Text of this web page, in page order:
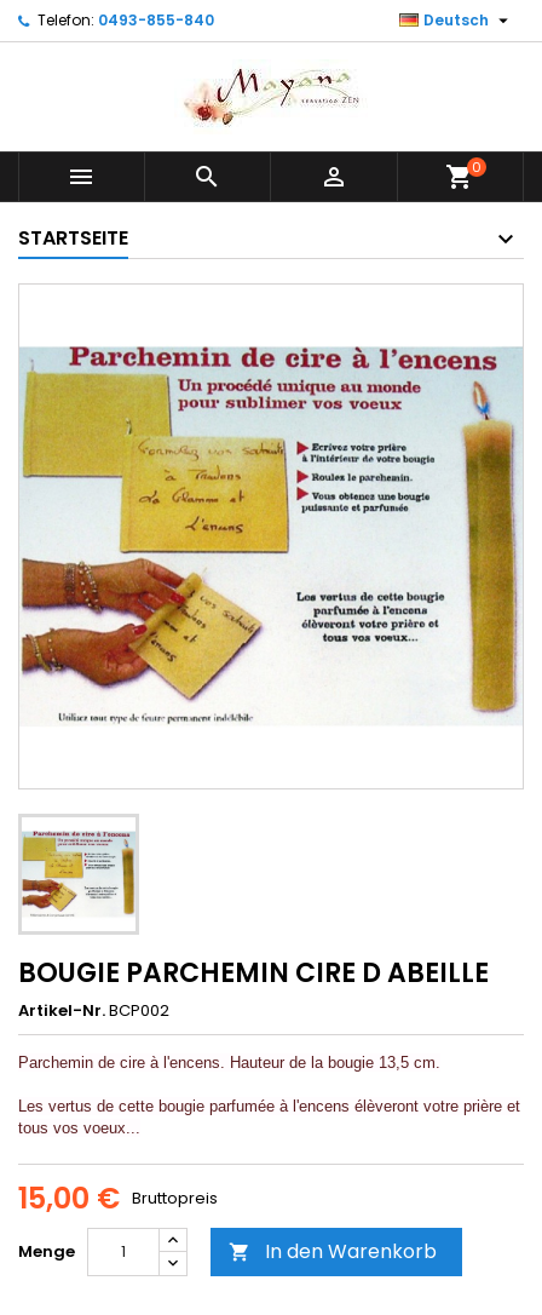
Telefon: 0493-855-840 Deutsch 
   shopping_cart0
STARTSEITE
BOUGIE PARCHEMIN CIRE D ABEILLE
Artikel-Nr.BCP002
Parchemin de cire à l'encens. Hauteur de la bougie 13,5 cm.
Les vertus de cette bougie parfumée à l'encens élèveront votre prière et
tous vos voeux...
15,00 € Bruttopreis
Menge  In den Warenkorb